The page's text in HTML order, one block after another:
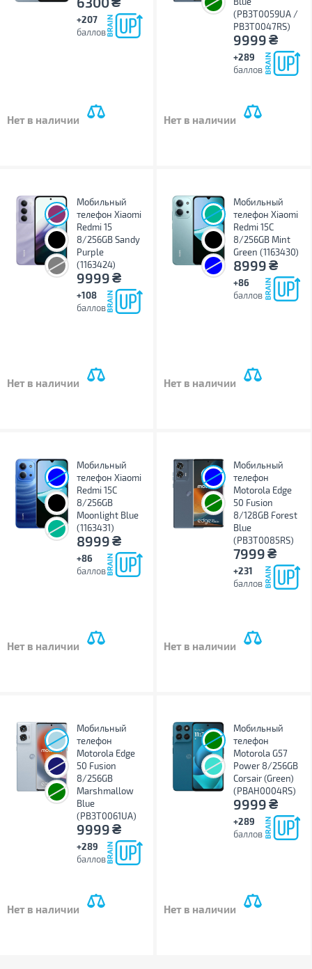
+207
баллов
Нет в наличии
(PB3T0059UA /
PB3T0047RS)
9999₴
+289
баллов
Нет в наличии
Мобильный
телефон Xiaomi
Redmi 15
8/256GB Sandy
Purple
(1163424)
9999₴
+108
баллов
Нет в наличии
Мобильный
телефон Xiaomi
Redmi 15C
8/256GB Mint
Green (1163430)
8999₴
+86
баллов
Нет в наличии
Мобильный
телефон Xiaomi
Redmi 15C
8/256GB
Moonlight Blue
(1163431)
8999₴
+86
баллов
Нет в наличии
Мобильный
телефон
Motorola Edge
50 Fusion
8/128GB Forest
Blue
(PB3T0085RS)
7999₴
+231
баллов
Нет в наличии
Мобильный
телефон
Motorola Edge
50 Fusion
8/256GB
Marshmallow
Blue
(PB3T0061UA)
9999₴
+289
баллов
Нет в наличии
Мобильный
телефон
Motorola G57
Power 8/256GB
Corsair (Green)
(PBAH0004RS)
9999₴
+289
баллов
Нет в наличии